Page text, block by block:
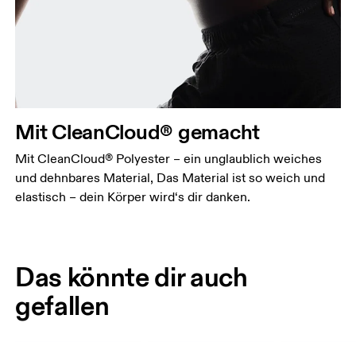
Mit CleanCloud® gemacht
Mit CleanCloud® Polyester – ein unglaublich weiches
und dehnbares Material, Das Material ist so weich und
elastisch – dein Körper wird‘s dir danken.
Das könnte dir auch
gefallen